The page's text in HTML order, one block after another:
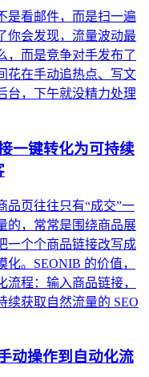
是看邮件，而是扫一遍
你会发现，流量波动最
，而是竞争对手发布了
花在手动追热点、写文
台，下午就没精力处理
一键转化为可持续
品页往往只有“成交”一
的，常常是围绕商品展
一个个商品链接改写成
。SEONIB 的价值，
程：输入商品链接，
续获取自然流量的 SEO
动操作到自动化流